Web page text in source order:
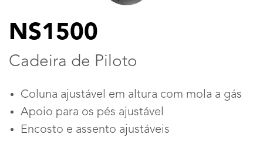
NS1500
Cadeira de Piloto
Coluna ajustável em altura com mola a gás
Apoio para os pés ajustável
Encosto e assento ajustáveis